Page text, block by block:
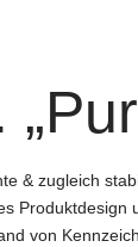
& zugleich
von